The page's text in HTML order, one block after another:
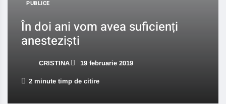
PUBLICE
În doi ani vom avea suficienți
anesteziști
CRISTINA 19 februarie 2019
2 minute timp de citire